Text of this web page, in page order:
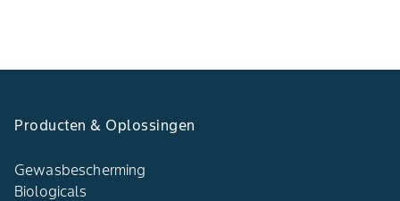
Producten & Oplossingen
Gewasbescherming
Biologicals